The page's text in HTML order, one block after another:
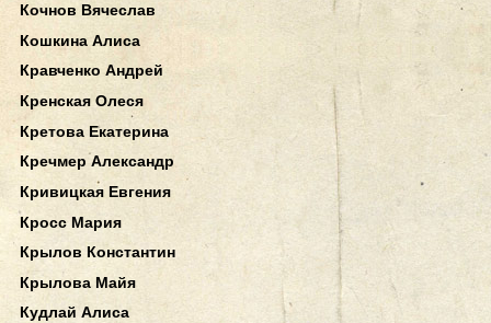
Кочнов Вячеслав
Кошкина Алиса
Кравченко Андрей
Кренская Олеся
Кретова Екатерина
Кречмер Александр
Кривицкая Евгения
Кросс Мария
Крылов Константин
Крылова Майя
Кудлай Алиса